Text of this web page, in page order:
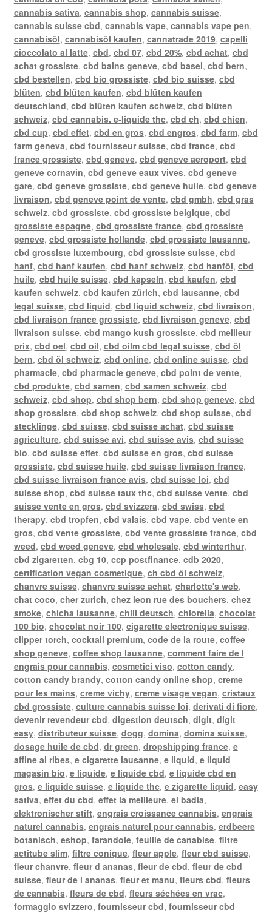
cannabis sativa, cannabis shop, cannabis suisse,
cannabis suisse cbd, cannabis vape, cannabis vape pen,
cannabisöl, cannabisöl kaufen, cannatrade 2019, capelli
cioccolato al latte, cbd, cbd 07, cbd 20%, cbd achat, cbd
achat grossiste, cbd bains geneve, cbd basel, cbd bern,
cbd bestellen, cbd bio grossiste, cbd bio suisse, cbd
blüten, cbd blüten kaufen, cbd blüten kaufen
deutschland, cbd blüten kaufen schweiz, cbd blüten
schweiz, cbd cannabis. e-liquide thc, cbd ch, cbd chien,
cbd cup, cbd effet, cbd en gros, cbd engros, cbd farm, cbd
farm geneva, cbd fournisseur suisse, cbd france, cbd
france grossiste, cbd geneve, cbd geneve aeroport, cbd
geneve cornavin, cbd geneve eaux vives, cbd geneve
gare, cbd geneve grossiste, cbd geneve huile, cbd geneve
livraison, cbd geneve point de vente, cbd gmbh, cbd gras
schweiz, cbd grossiste, cbd grossiste belgique, cbd
grossiste espagne, cbd grossiste france, cbd grossiste
geneve, cbd grossiste hollande, cbd grossiste lausanne,
cbd grossiste luxembourg, cbd grossiste suisse, cbd
hanf, cbd hanf kaufen, cbd hanf schweiz, cbd hanföl, cbd
huile, cbd huile suisse, cbd kapseln, cbd kaufen, cbd
kaufen schweiz, cbd kaufen zürich, cbd lausanne, cbd
legal suisse, cbd liquid, cbd liquid schweiz, cbd livraison,
cbd livraison france grossiste, cbd livraison geneve, cbd
livraison suisse, cbd mango kush grossiste, cbd meilleur
prix, cbd oel, cbd oil, cbd oilm cbd legal suisse, cbd öl
bern, cbd öl schweiz, cbd online, cbd online suisse, cbd
pharmacie, cbd pharmacie geneve, cbd point de vente,
cbd produkte, cbd samen, cbd samen schweiz, cbd
schweiz, cbd shop, cbd shop bern, cbd shop geneve, cbd
shop grossiste, cbd shop schweiz, cbd shop suisse, cbd
stecklinge, cbd suisse, cbd suisse achat, cbd suisse
agriculture, cbd suisse avi, cbd suisse avis, cbd suisse
bio, cbd suisse effet, cbd suisse en gros, cbd suisse
grossiste, cbd suisse huile, cbd suisse livraison france,
cbd suisse livraison france avis, cbd suisse loi, cbd
suisse shop, cbd suisse taux thc, cbd suisse vente, cbd
suisse vente en gros, cbd svizzera, cbd swiss, cbd
therapy, cbd tropfen, cbd valais, cbd vape, cbd vente en
gros, cbd vente grossiste, cbd vente grossiste france, cbd
weed, cbd weed geneve, cbd wholesale, cbd winterthur,
cbd zigaretten, cbg 10, ccp postfinance, cdb 2020,
certification vegan cosmetique, ch cbd öl schweiz,
chanvre suisse, chanvre suisse achat, charlotte's web,
chat coco, cher zurich, chez leon rue des bouchers, chez
smoke, chicha lausanne, chill deutsch, chlorella, chocolat
100 bio, chocolat noir 100, cigarette electronique suisse,
clipper torch, cocktail premium, code de la route, coffee
shop geneve, coffee shop lausanne, comment faire de l
engrais pour cannabis, cosmetici viso, cotton candy,
cotton candy brandy, cotton candy online shop, creme
pour les mains, creme vichy, creme visage vegan, cristaux
cbd grossiste, culture cannabis suisse loi, derivati di fiore,
devenir revendeur cbd, digestion deutsch, digit, digit
easy, distributeur suisse, dogg, domina, domina suisse,
dosage huile de cbd, dr green, dropshipping france, e
affine al ribes, e cigarette lausanne, e liquid, e liquid
magasin bio, e liquide, e liquide cbd, e liquide cbd en
gros, e liquide suisse, e liquide thc, e zigarette liquid, easy
sativa, effet du cbd, effet la meilleure, el badia,
elektronischer stift, engrais croissance cannabis, engrais
naturel cannabis, engrais naturel pour cannabis, erdbeere
botanisch, eshop, farandole, feuille de canabise, filtre
actitube slim, filtre conique, fleur apple, fleur cbd suisse,
fleur chanvre, fleur d ananas, fleur de cbd, fleur de cbd
suisse, fleur de l ananas, fleur et manu, fleurs cbd, fleurs
de cannabis, fleurs de cbd, fleurs séchées en vrac,
formaggio svizzero, fournisseur cbd, fournisseur cbd